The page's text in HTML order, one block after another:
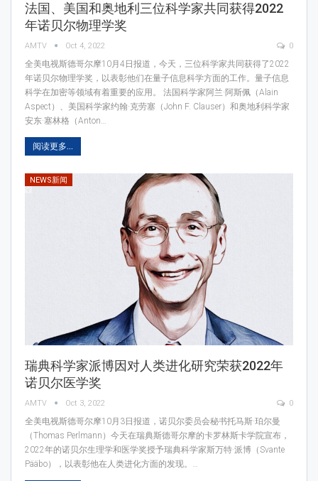
法国、美国和奥地利三位科学家共同获得2022
年诺贝尔物理学奖
AMTV Oct 4, 2022 0
全美电视斯德哥尔摩10月4日报道，今天，三位科学家共同获得了2022
年诺贝尔物理学奖，以表彰他们在量子信息科学方面的工作。量子信息
科学在加密等领域有着重要的应用。 法国科学家阿兰·阿斯佩（Alain
Aspect）、美国科学家约翰·克劳塞（John F. Clauser）和奥地利科学家
安东·塞林格（Anton…
阅读更多...
NEWS新闻
瑞典科学家派博因对人类进化研究荣获2022年
诺贝尔医学奖
AMTV Oct 3, 2022 0
全美电视斯德哥尔摩10月3日报道，诺贝尔委员会秘书托马斯·珀尔曼
（Thomas Perlmann）今天在瑞典斯德哥尔摩的卡罗林斯卡学院宣布，
2022年的诺贝尔生理学和医学奖授予瑞典科学家斯万特·派博（Svante
Pääbo），以表彰他在人类进化方面的发现。…